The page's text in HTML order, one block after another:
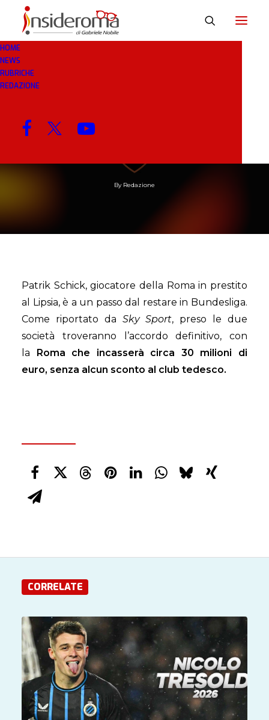
HOME
NEWS
RUBRICHE
REDAZIONE30 APR 2020
Roma e Lipsia verso
By Redazione
Patrik Schick, giocatore della Roma in prestito
al Lipsia, è a un passo dal restare in Bundesliga.
Come riportato da Sky Sport, preso le due
società troveranno l’accordo definitivo, con
la Roma che incasserà circa 30 milioni di
euro, senza alcun sconto al club tedesco.
CORRELATE